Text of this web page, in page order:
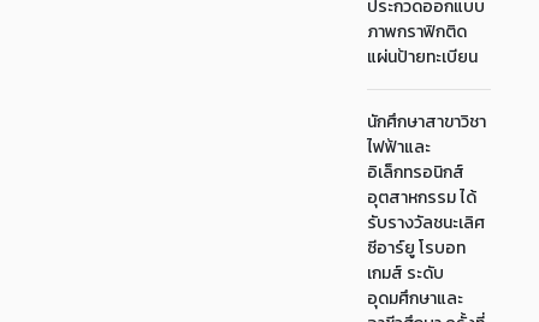
ประกวดออกแบบ
ภาพกราฟิกติด
แผ่นป้ายทะเบียน
นักศึกษาสาขาวิชา
ไฟฟ้าและ
อิเล็กทรอนิกส์
อุตสาหกรรม ได้
รับรางวัลชนะเลิศ
ซีอาร์ยู โรบอท
เกมส์ ระดับ
อุดมศึกษาและ